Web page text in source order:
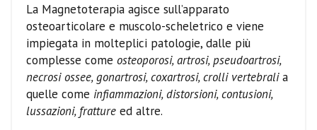
La Magnetoterapia agisce sull’apparato
osteoarticolare e muscolo-scheletrico e viene
impiegata in molteplici patologie, dalle più
complesse come osteoporosi, artrosi, pseudoartrosi,
necrosi ossee, gonartrosi, coxartrosi, crolli vertebralia
quelle come infiammazioni, distorsioni, contusioni,
lussazioni, fratture ed altre.